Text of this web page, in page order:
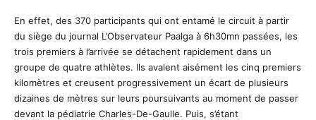
En effet, des 370 participants qui ont entamé le circuit à partir
du siège du journal L’Observateur Paalga à 6h30mn passées, les
trois premiers à l’arrivée se détachent rapidement dans un
groupe de quatre athlètes. Ils avalent aisément les cinq premiers
kilomètres et creusent progressivement un écart de plusieurs
dizaines de mètres sur leurs poursuivants au moment de passer
devant la pédiatrie Charles-De-Gaulle. Puis, s’étant